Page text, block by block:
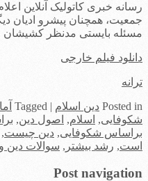
رسانه خبری کاتولیک آنلاین
جمعیت، همچنان پیشرو ادیان
مسئله بایستی مدنظر کشیشان
دانلود فیلم خارجی
ترانه
Posted in دین اسلام |
Tagged
شکوفایی, اسلام, اصول دین,
براساس شکوفایی, دین چیست,
است, رشد بیشتر , سوالات دین
Post navigation